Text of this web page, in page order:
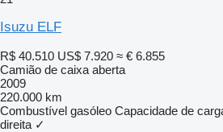
Isuzu ELF
R$ 40.510 US$ 7.920 ≈ € 6.855
Camião de caixa aberta
2009
220.000 km
Combustível gasóleo Capacidade de
direita ✓